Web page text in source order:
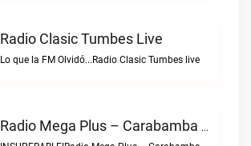
Radio Clasic Tumbes Live
Lo que la FM Olvidó...Radio Clasic Tumbes live
Radio Mega Plus – Carabamba Live